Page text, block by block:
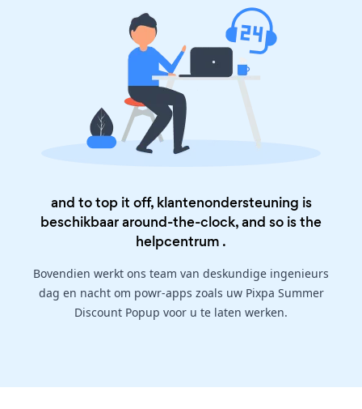
and to top it off, klantenondersteuning is
beschikbaar around-the-clock, and so is the
helpcentrum .
Bovendien werkt ons team van deskundige ingenieurs
dag en nacht om powr-apps zoals uw Pixpa Summer
Discount Popup voor u te laten werken.